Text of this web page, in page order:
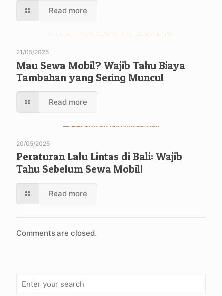
Read more
21/05/2025
Mau Sewa Mobil? Wajib Tahu Biaya
Tambahan yang Sering Muncul
Read more
20/05/2025
Peraturan Lalu Lintas di Bali: Wajib
Tahu Sebelum Sewa Mobil!
Read more
Comments are closed.